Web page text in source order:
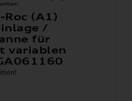
Roc (A1)
/
für
variablen